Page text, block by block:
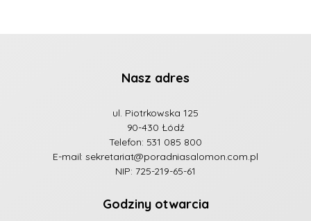
Nasz adres
ul. Piotrkowska 125
90-430 Łódź
Telefon: 531 085 800
E-mail:sekretariat@poradniasalomon.com.pl
NIP: 725-219-65-61
Godziny otwarcia